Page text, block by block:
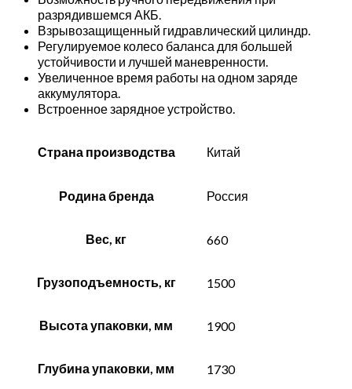
разрядившемся АКБ.
Взрывозащищенный гидравлический цилиндр.
Регулируемое колесо баланса для большей
устойчивости и лучшей маневренности.
Увеличенное время работы на одном заряде
аккумулятора.
Встроенное зарядное устройство.
Страна производства Китай
Родина бренда Россия
Вес, кг 660
Грузоподъемность, кг 1500
Высота упаковки, мм 1900
Глубина упаковки, мм 1730